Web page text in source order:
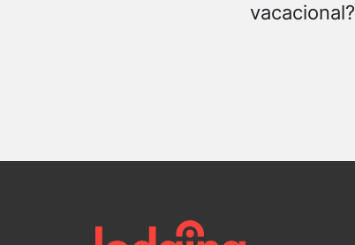
vacacional?